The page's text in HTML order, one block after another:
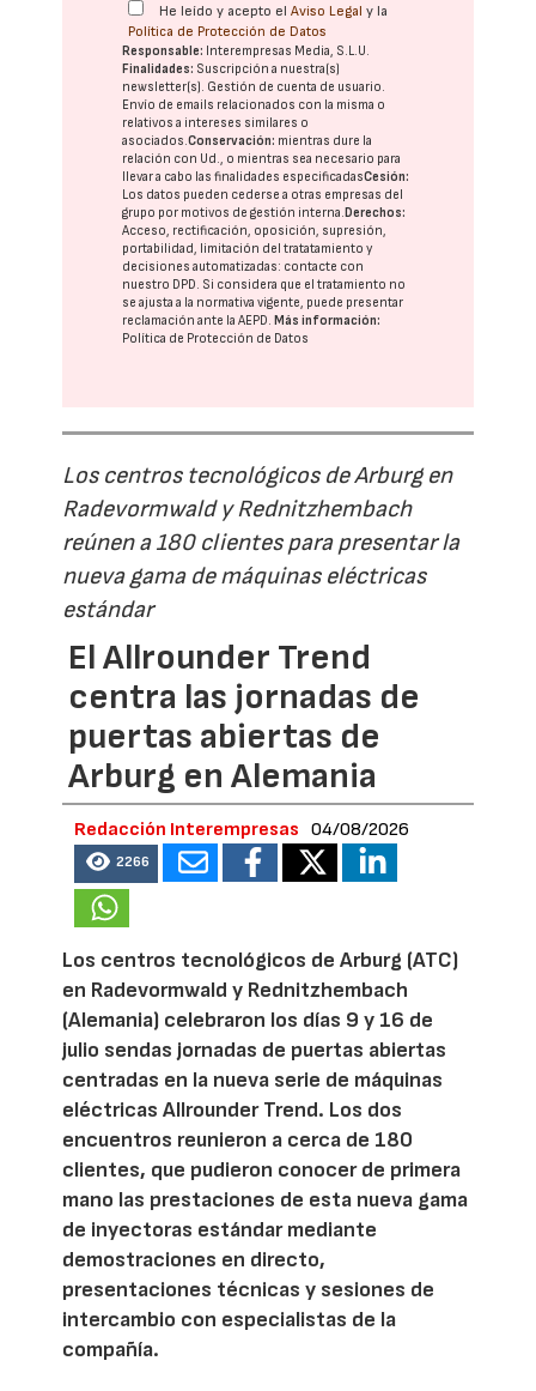
He leído y acepto elAviso Legal y la
Política de Protección de Datos
Responsable: Interempresas Media, S.L.U.
Finalidades: Suscripción a nuestra(s)
newsletter(s). Gestión de cuenta de usuario.
Envío de emails relacionados con la misma o
relativos a intereses similares o
asociados.Conservación: mientras dure la
relación con Ud., o mientras sea necesario para
llevar a cabo las finalidades especificadasCesión:
Los datos pueden cederse a otras empresas del
grupo por motivos de gestión interna.Derechos:
Acceso, rectificación, oposición, supresión,
portabilidad, limitación del tratatamiento y
decisiones automatizadas: contacte con
nuestro DPD. Si considera que el tratamiento no
se ajusta a la normativa vigente, puede presentar
reclamación ante laAEPD.Más información:
Política de Protección de Datos
Los centros tecnológicos de Arburg en
Radevormwald y Rednitzhembach
reúnen a 180 clientes para presentar la
nueva gama de máquinas eléctricas
estándar
El Allrounder Trend
centra las jornadas de
puertas abiertas de
Arburg en Alemania
Redacción Interempresas 04/08/2026
2266
Los centros tecnológicos de Arburg (ATC)
en Radevormwald y Rednitzhembach
(Alemania) celebraron los días 9 y 16 de
julio sendas jornadas de puertas abiertas
centradas en la nueva serie de máquinas
eléctricas Allrounder Trend. Los dos
encuentros reunieron a cerca de 180
clientes, que pudieron conocer de primera
mano las prestaciones de esta nueva gama
de inyectoras estándar mediante
demostraciones en directo,
presentaciones técnicas y sesiones de
intercambio con especialistas de la
compañía.